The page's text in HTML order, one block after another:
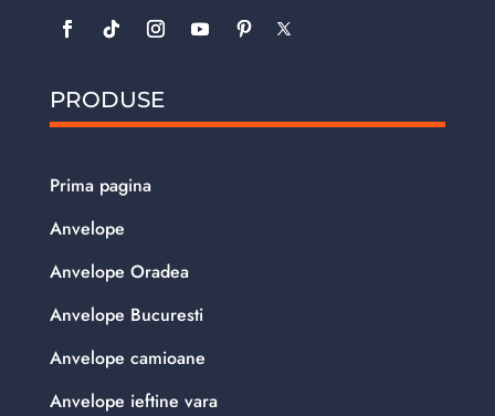
PRODUSE
Prima pagina
Anvelope
Anvelope Oradea
Anvelope Bucuresti
Anvelope camioane
Anvelope ieftine vara